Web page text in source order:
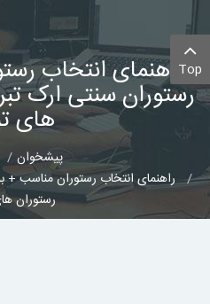
راهنمای انتخاب
رستوران سنتی ارک
های
پیشخوان
راهنمای انتخاب رستوران مناسب
رستوران
Top